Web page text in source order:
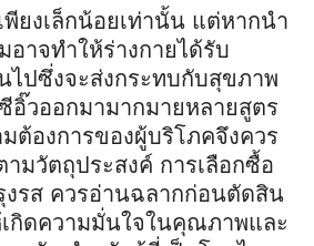
พียงเล็กน้อยเท่านั้น แต่หากนำ
อาจทำให้ร่างกายได้รับ
ไปซึ่งจะส่งกระทบกับสุขภาพ
อิ๊วออกมามากมายหลายสูตร
ต้องการของผู้บริโภคจึงควร
ามวัตถุประสงค์ การเลือกซื้อ
รส ควรอ่านฉลากก่อนตัดสิน
เกิดความมั่นใจในคุณภาพและ